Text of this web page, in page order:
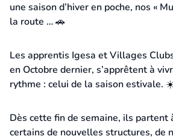
une saison d’hiver en poche, nos «
la route … 🚗
Les apprentis Igesa et Villages
en Octobre dernier, s’apprêtent à
rythme : celui de la saison estivale.
Dès cette fin de semaine, ils partent
certains de nouvelles structures, de